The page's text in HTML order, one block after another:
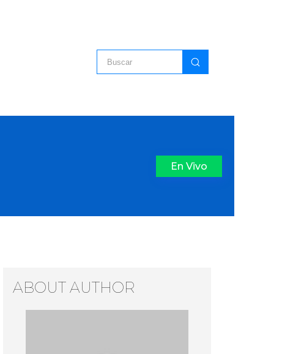
En Vivo
ABOUT AUTHOR